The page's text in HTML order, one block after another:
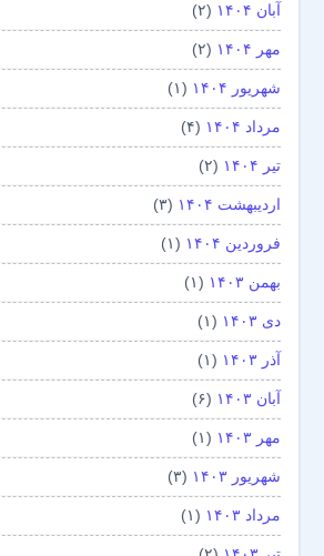
آبان ۱۴۰۴ (۲)
مهر ۱۴۰۴ (۲)
شهریور ۱۴۰۴ (۱)
مرداد ۱۴۰۴ (۴)
تیر ۱۴۰۴ (۲)
اردیبهشت ۱۴۰۴ (۳)
فروردین ۱۴۰۴ (۱)
بهمن ۱۴۰۳ (۱)
دی ۱۴۰۳ (۱)
آذر ۱۴۰۳ (۱)
آبان ۱۴۰۳ (۶)
مهر ۱۴۰۳ (۱)
شهریور ۱۴۰۳ (۳)
مرداد ۱۴۰۳ (۱)